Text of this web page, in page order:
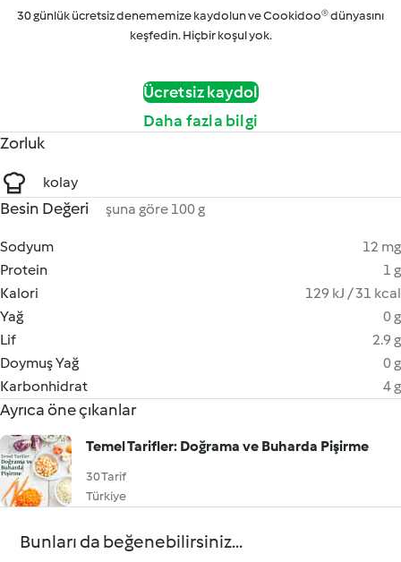
30 günlük ücretsiz denememize kaydolun ve Cookidoo® dünyasını
keşfedin. Hiçbir koşul yok.
Ücretsiz kaydol
Daha fazla bilgi
Zorluk
kolay
Besin Değeri şuna göre 100 g
Sodyum
12 mg
Protein
1 g
Kalori
129 kJ / 31 kcal
Yağ
0 g
Lif
2.9 g
Doymuş Yağ
0 g
Karbonhidrat
4 g
Ayrıca öne çıkanlar
Temel Tarifler: Doğrama ve Buharda Pişirme
30 Tarif
Türkiye
Bunları da beğenebilirsiniz...